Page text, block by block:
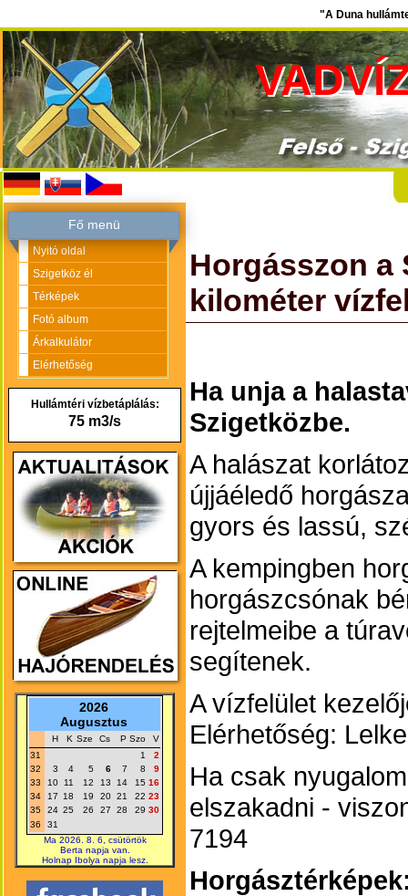
"A Duna
Fő menü
Nyitó oldal
Szigetköz él
Térképek
Fotó album
Árkalkulátor
Elérhetőség
Hullámtéri vízbetáplálás:
75 m3/s
2026
Augusztus
H K Sze Cs P Szo
V
31
1
2
32
3 4 5 6 7 8
9
33
10 11 12 13 14 15 16
34
17 18 19 20 21 22 23
35
24 25 26 27 28 29 30
36
31
Ma 2026. 8. 6, csütörtök
Berta napja van.
Holnap Ibolya napja lesz.
Horgásszon a
kilométer
Ha unja a
Szigetközbe.
A halászat
újjáéledő
gyors és lassú,
A kempingben
horgászcsónak
rejtelmeibe a
segítenek.
A vízfelület
Elérhetőség:
Ha csak
elszakadni -
7194